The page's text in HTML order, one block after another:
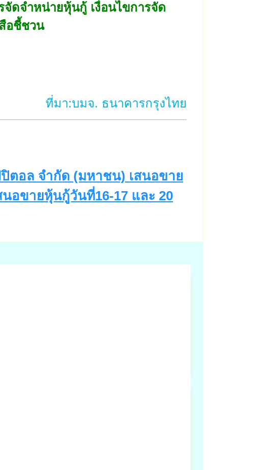
ดจำหน่ายหุ้นกู้ เงื่อนไขการจัด
อชี้ชวน
ที่มา:บมจ. ธนาคารกรุงไทย
ตอล จำกัด (มหาชน) เสนอขาย
อขายหุ้นกู้วันที่16-17 และ 20